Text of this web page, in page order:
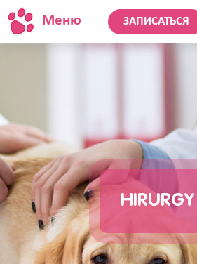
Меню ЗАПИСАТЬСЯ
HIRURGY